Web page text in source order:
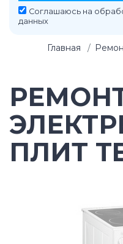
Соглашаюсь на
данных
Главная
ПЛИТ